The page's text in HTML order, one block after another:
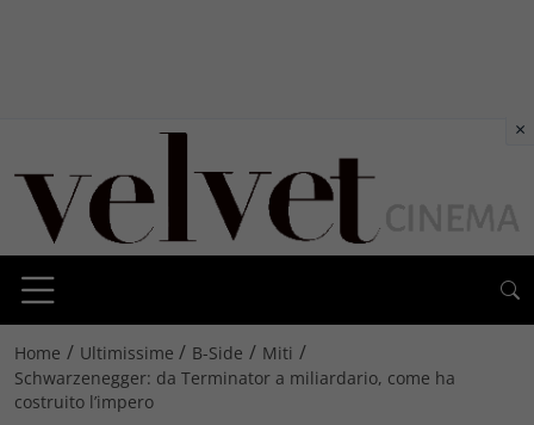
Home / Ultimissime / B-Side / Miti /
Schwarzenegger: da Terminator a miliardario, come ha
costruito l’impero
×